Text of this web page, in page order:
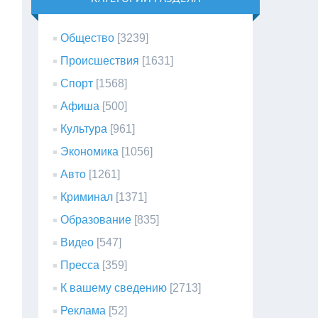
Общество [3239]
Происшествия [1631]
Спорт [1568]
Афиша [500]
Культура [961]
Экономика [1056]
Авто [1261]
Криминал [1371]
Образование [835]
Видео [547]
Пресса [359]
К вашему сведению [2713]
Реклама [52]